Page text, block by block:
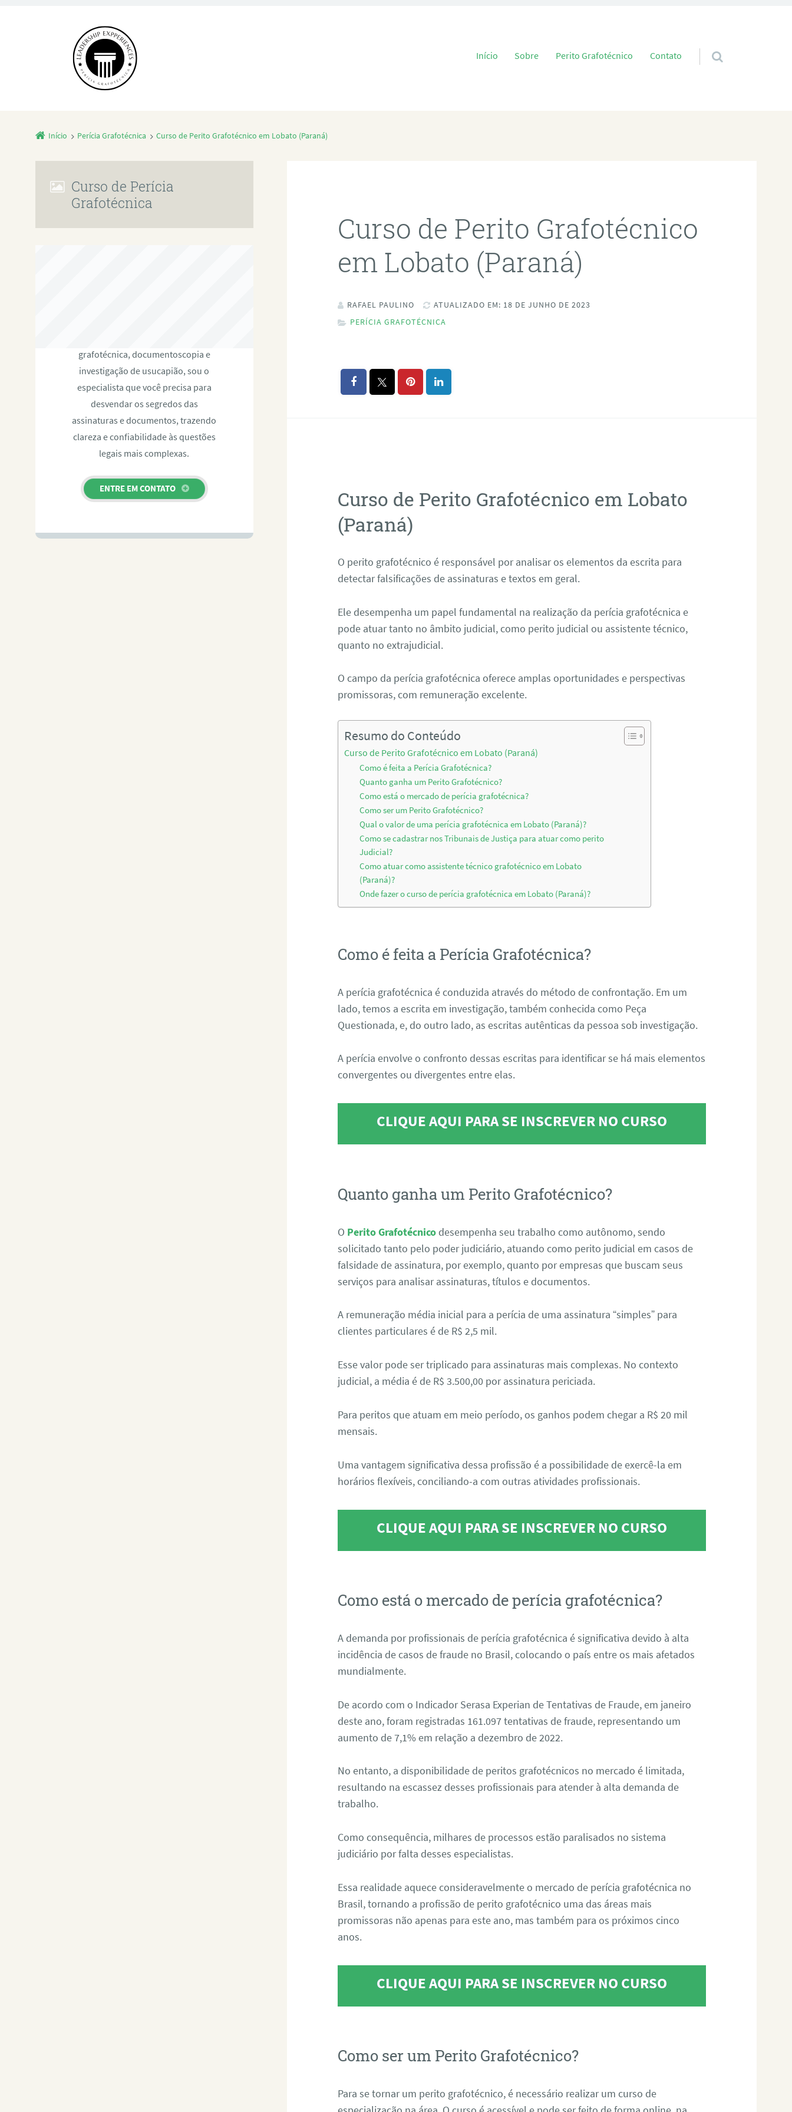
Pular para o conteúdo
Início Sobre Perito Grafotécnico Contato
Início Perícia Grafotécnica Curso de Perito Grafotécnico em Lobato (Paraná)
Curso de Perito Grafotécnico
em Lobato (Paraná)
RAFAEL PAULINO
ATUALIZADO EM: 18 DE JUNHO DE 2023
PERÍCIA GRAFOTÉCNICA
Curso de Perito Grafotécnico em Lobato
(Paraná)
O perito grafotécnico é responsável por analisar os elementos da escrita para
detectar falsificações de assinaturas e textos em geral.
Ele desempenha um papel fundamental na realização da perícia grafotécnica e
pode atuar tanto no âmbito judicial, como perito judicial ou assistente técnico,
quanto no extrajudicial.
O campo da perícia grafotécnica oferece amplas oportunidades e perspectivas
promissoras, com remuneração excelente.
Resumo do Conteúdo
Curso de Perito Grafotécnico em Lobato (Paraná)
Como é feita a Perícia Grafotécnica?
Quanto ganha um Perito Grafotécnico?
Como está o mercado de perícia grafotécnica?
Como ser um Perito Grafotécnico?
Qual o valor de uma perícia grafotécnica em Lobato (Paraná)?
Como se cadastrar nos Tribunais de Justiça para atuar como perito
Judicial?
Como atuar como assistente técnico grafotécnico em Lobato
(Paraná)?
Onde fazer o curso de perícia grafotécnica em Lobato (Paraná)?
Como é feita a Perícia Grafotécnica?
A perícia grafotécnica é conduzida através do método de confrontação. Em um
lado, temos a escrita em investigação, também conhecida como Peça
Questionada, e, do outro lado, as escritas autênticas da pessoa sob investigação.
A perícia envolve o confronto dessas escritas para identificar se há mais elementos
convergentes ou divergentes entre elas.
CLIQUE AQUI PARA SE INSCREVER NO CURSO
Quanto ganha um Perito Grafotécnico?
O Perito Grafotécnico desempenha seu trabalho como autônomo, sendo
solicitado tanto pelo poder judiciário, atuando como perito judicial em casos de
falsidade de assinatura, por exemplo, quanto por empresas que buscam seus
serviços para analisar assinaturas, títulos e documentos.
A remuneração média inicial para a perícia de uma assinatura “simples” para
clientes particulares é de R$ 2,5 mil.
Esse valor pode ser triplicado para assinaturas mais complexas. No contexto
judicial, a média é de R$ 3.500,00 por assinatura periciada.
Para peritos que atuam em meio período, os ganhos podem chegar a R$ 20 mil
mensais.
Uma vantagem significativa dessa profissão é a possibilidade de exercê-la em
horários flexíveis, conciliando-a com outras atividades profissionais.
CLIQUE AQUI PARA SE INSCREVER NO CURSO
Como está o mercado de perícia grafotécnica?
A demanda por profissionais de perícia grafotécnica é significativa devido à alta
incidência de casos de fraude no Brasil, colocando o país entre os mais afetados
mundialmente.
De acordo com o Indicador Serasa Experian de Tentativas de Fraude, em janeiro
deste ano, foram registradas 161.097 tentativas de fraude, representando um
aumento de 7,1% em relação a dezembro de 2022.
No entanto, a disponibilidade de peritos grafotécnicos no mercado é limitada,
resultando na escassez desses profissionais para atender à alta demanda de
trabalho.
Como consequência, milhares de processos estão paralisados no sistema
judiciário por falta desses especialistas.
Essa realidade aquece consideravelmente o mercado de perícia grafotécnica no
Brasil, tornando a profissão de perito grafotécnico uma das áreas mais
promissoras não apenas para este ano, mas também para os próximos cinco
anos.
CLIQUE AQUI PARA SE INSCREVER NO CURSO
Como ser um Perito Grafotécnico?
Para se tornar um perito grafotécnico, é necessário realizar um curso de
Curso de Perícia
Grafotécnica
grafotécnica, documentoscopia e
investigação de usucapião, sou o
especialista que você precisa para
desvendar os segredos das
assinaturas e documentos, trazendo
clareza e confiabilidade às questões
legais mais complexas.
ENTRE EM CONTATO